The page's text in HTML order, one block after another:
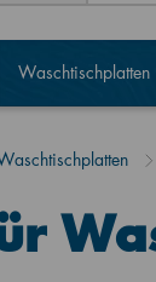
Waschtischplatten